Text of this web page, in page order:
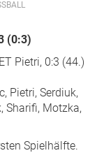
(0:3)
Pietri, 0:3 (44.)
Pietri, Serdiuk,
Sharifi, Motzka,
Spielhälfte.